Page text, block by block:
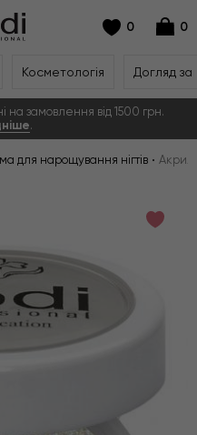
0 0
Косметологія Догляд
на замовлення від 1500 грн.
.
для нарощування нігтів